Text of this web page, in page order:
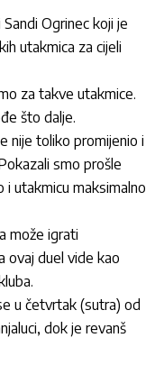
Ogrinec koji je
utakmica za cijeli
za takve utakmice.
što dalje.
nije toliko promijenio i
smo prošle
utakmicu maksimalno
može igrati
ovaj duel vide kao
u četvrtak (sutra) od
dok je revanš